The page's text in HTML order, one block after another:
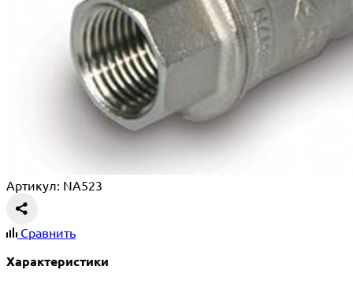
Артикул: NA523
Сравнить
Характеристики